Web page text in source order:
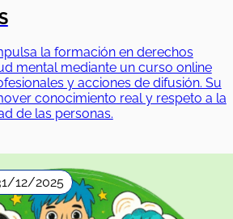
la formación en derechos
mental mediante un curso online
y acciones de difusión. Su
conocimiento real y respeto a la
de las personas.
12/2025